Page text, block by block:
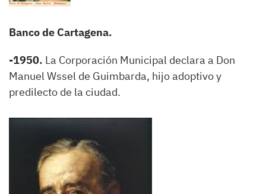
Banco de Cartagena.
-1950. La Corporación Municipal declara a Don
Manuel Wssel de Guimbarda, hijo adoptivo y
predilecto de la ciudad.